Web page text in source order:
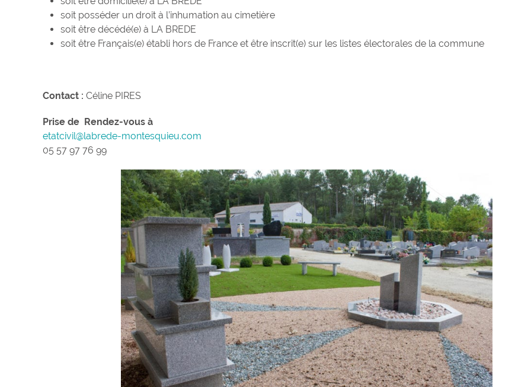
soit posséder un droit à l’inhumation au cimetière
soit être décédé(e) à LA BREDE
soit être Français(e) établi hors de France et être inscrit(e) sur les listes électorales de la commune
Contact : Céline PIRES
Prise de Rendez-vous à
etatcivil@labrede-montesquieu.com
05 57 97 76 99
: inscrivez-vous,